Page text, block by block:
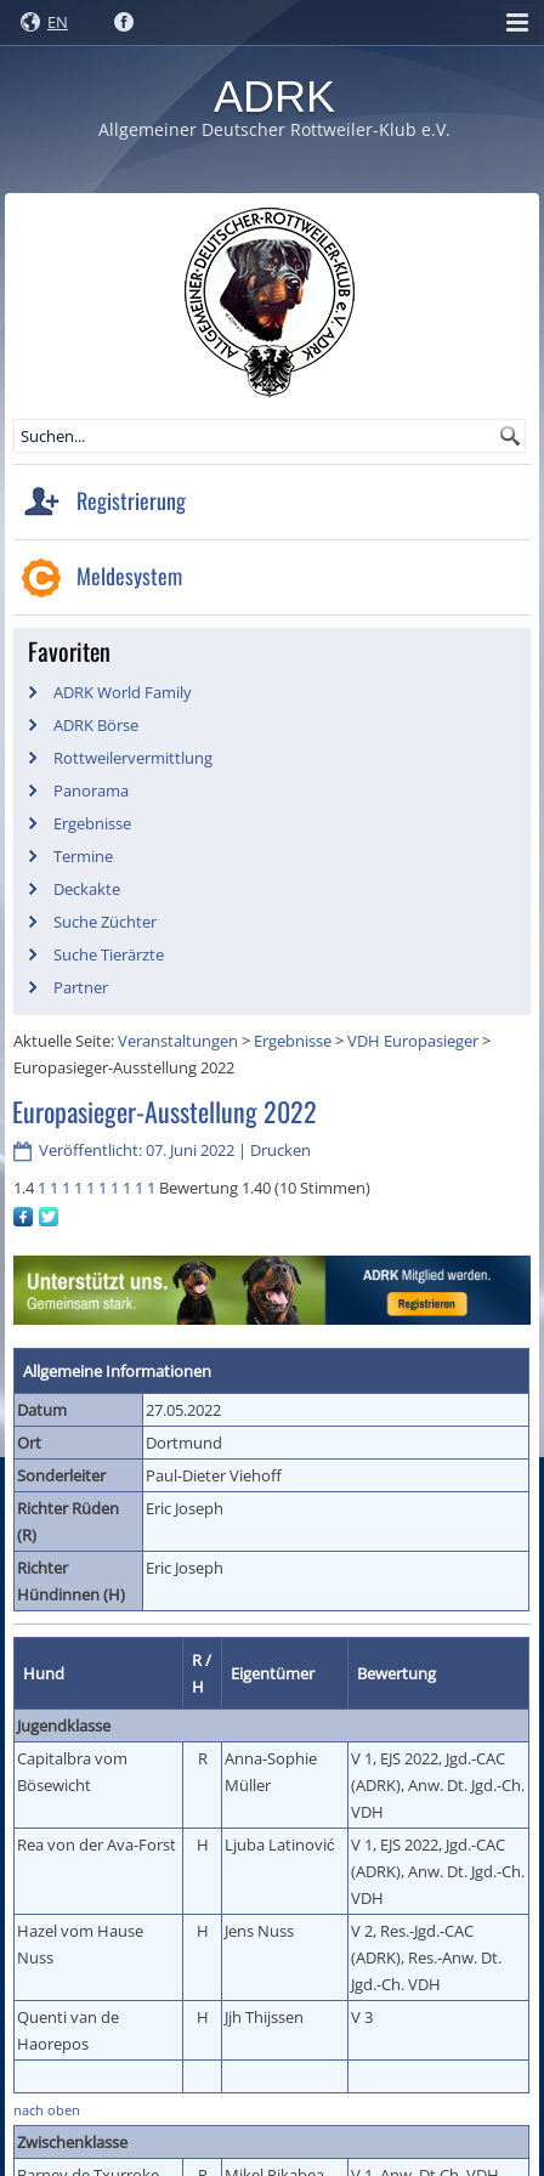
EN
ADRK
Allgemeiner Deutscher Rottweiler-Klub e.V.
Registrierung
Meldesystem
Favoriten
ADRK World Family
ADRK Börse
Rottweilervermittlung
Panorama
Ergebnisse
Termine
Deckakte
Suche Züchter
Suche Tierärzte
Partner
Aktuelle Seite:Veranstaltungen > Ergebnisse>VDH Europasieger>
Europasieger-Ausstellung 2022
Europasieger-Ausstellung 2022
Veröffentlicht: 07. Juni 2022 | Drucken
1.41 1 1 1 1 1 1 1 1 1 Bewertung 1.40 (10 Stimmen)
Allgemeine Informationen
Datum
27.05.2022
Ort
Dortmund
Sonderleiter
Paul-Dieter Viehoff
Richter Rüden
(R)
Eric Joseph
Richter
Hündinnen (H)
Eric Joseph
Hund
R /
H
Eigentümer Bewertung
Jugendklasse
Capitalbra vom
Bösewicht
R
Anna-Sophie
Müller
V 1, EJS 2022, Jgd.-CAC
(ADRK), Anw. Dt. Jgd.-Ch.
VDH
Rea von der Ava-Forst
H Ljuba Latinović
V 1, EJS 2022, Jgd.-CAC
(ADRK), Anw. Dt. Jgd.-Ch.
VDH
Hazel vom Hause
Nuss
H Jens Nuss
V 2, Res.-Jgd.-CAC
(ADRK), Res.-Anw. Dt.
Jgd.-Ch. VDH
Quenti van de
Haorepos
H Jjh Thijssen V 3
nach oben
Zwischenklasse